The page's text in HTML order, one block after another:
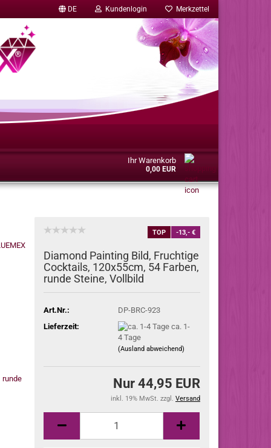
DE Kundenlogin Merkzettel
Ihr Warenkorb
0,00 EUR
TOP -13,- €
Diamond Painting Bild, Fruchtige
Cocktails, 120x55cm, 54 Farben,
runde Steine, Vollbild
Art.Nr.:
DP-BRC-923
Lieferzeit:
ca. 1-
4 Tage
(Ausland abweichend)
Nur 44,95 EUR
inkl. 19% MwSt. zzgl. Versand